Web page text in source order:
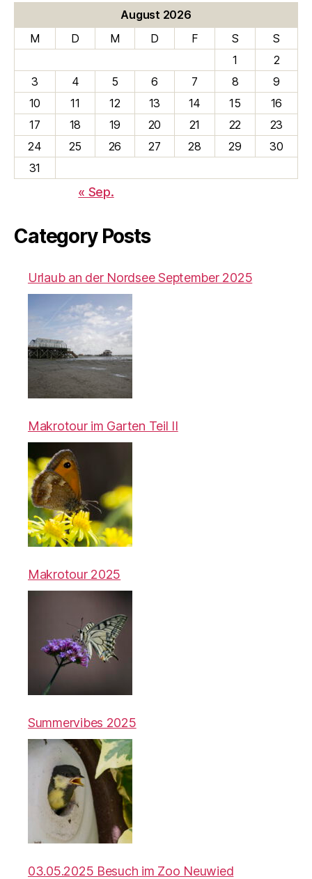
August 2026
M
D M D F S
S
1
2
3
4 5 6 7 8
9
10
11 12 13 14 15
16
17
18 19 20 21 22
23
24
25 26 27 28 29
30
31
« Sep.
Category Posts
Urlaub an der Nordsee September 2025
Makrotour im Garten Teil II
Makrotour 2025
Summervibes 2025
03.05.2025 Besuch im Zoo Neuwied